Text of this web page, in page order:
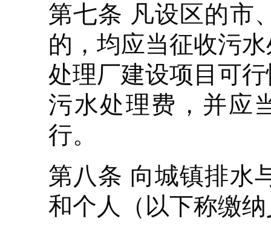
第七条 凡设区的市
的，均应当征收污
处理厂建设项目可
污水处理费，并应
行。
第八条 向城镇排水
和个人（以下称缴